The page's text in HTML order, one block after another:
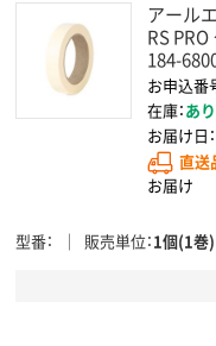
アール
RS
184-
お申込番
在庫：あり
お届け日：
直送
お届け
型番 販売単位 1個(1巻)